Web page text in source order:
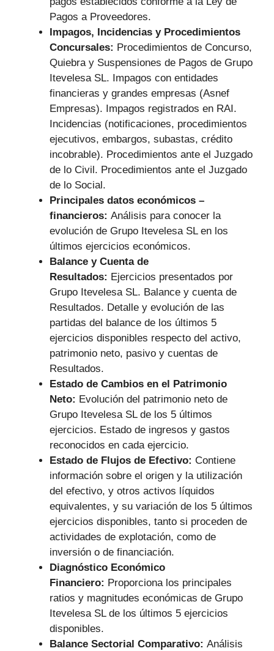
Pagos a Proveedores.
Impagos, Incidencias y Procedimientos
Concursales: Procedimientos de Concurso,
Quiebra y Suspensiones de Pagos de Grupo
Itevelesa SL. Impagos con entidades
financieras y grandes empresas (Asnef
Empresas). Impagos registrados en RAI.
Incidencias (notificaciones, procedimientos
ejecutivos, embargos, subastas, crédito
incobrable). Procedimientos ante el Juzgado
de lo Civil. Procedimientos ante el Juzgado
de lo Social.
Principales datos económicos –
financieros: Análisis para conocer la
evolución de Grupo Itevelesa SL en los
últimos ejercicios económicos.
Balance y Cuenta de
Resultados: Ejercicios presentados por
Grupo Itevelesa SL. Balance y cuenta de
Resultados. Detalle y evolución de las
partidas del balance de los últimos 5
ejercicios disponibles respecto del activo,
patrimonio neto, pasivo y cuentas de
Resultados.
Estado de Cambios en el Patrimonio
Neto: Evolución del patrimonio neto de
Grupo Itevelesa SL de los 5 últimos
ejercicios. Estado de ingresos y gastos
reconocidos en cada ejercicio.
Estado de Flujos de Efectivo: Contiene
información sobre el origen y la utilización
del efectivo, y otros activos líquidos
equivalentes, y su variación de los 5 últimos
ejercicios disponibles, tanto si proceden de
actividades de explotación, como de
inversión o de financiación.
Diagnóstico Económico
Financiero: Proporciona los principales
ratios y magnitudes económicas de Grupo
Itevelesa SL de los últimos 5 ejercicios
disponibles.
Balance Sectorial Comparativo: Análisis